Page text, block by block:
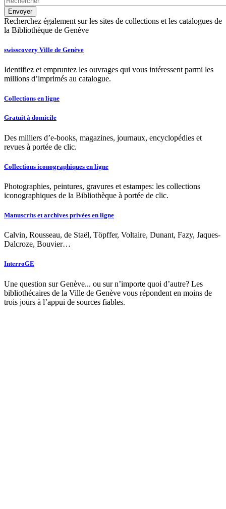
Recherchez également sur les sites de collections et les catalogues de
la Bibliothèque de Genève
swisscovery Ville de Genève
Identifiez et empruntez les ouvrages qui vous intéressent parmi les
millions d’imprimés au catalogue.
Collections en ligne
Gratuit à domicile
Des milliers d’e-books, magazines, journaux, encyclopédies et
revues à portée de clic.
Collections iconographiques en ligne
Photographies, peintures, gravures et estampes: les collections
iconographiques de la Bibliothèque à portée de clic.
Manuscrits et archives privées en ligne
Calvin, Rousseau, de Staël, Töpffer, Voltaire, Dunant, Fazy, Jaques-
Dalcroze, Bouvier…
InterroGE
Une question sur Genève... ou sur n’importe quoi d’autre? Les
bibliothécaires de la Ville de Genève vous répondent en moins de
trois jours à l’appui de sources fiables.